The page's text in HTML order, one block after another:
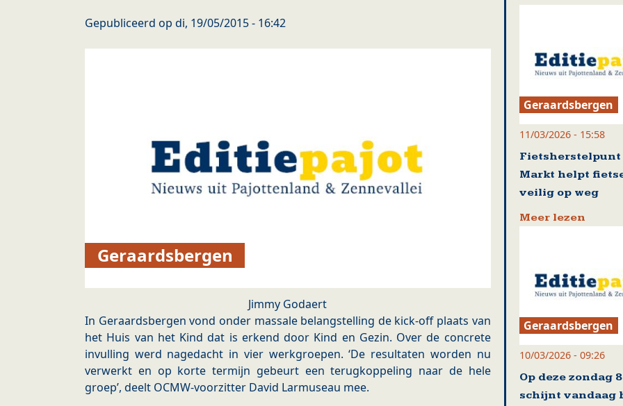
Gepubliceerd op di, 19/05/2015 - 16:42
Geraardsbergen
Jimmy Godaert
In Geraardsbergen vond onder massale belangstelling de kick-off plaats van
het Huis van het Kind dat is erkend door Kind en Gezin. Over de concrete
invulling werd nagedacht in vier werkgroepen. ‘De resultaten worden nu
verwerkt en op korte termijn gebeurt een terugkoppeling naar de hele
groep’, deelt OCMW-voorzitter David Larmuseau mee.
Geraardsbergen
11/03/2026 - 15:58
Fietsherstelpunt
Markt helpt
veilig op weg
Meer lezen
Geraardsbergen
10/03/2026 - 09:26
Op deze zondag
schijnt vandaag